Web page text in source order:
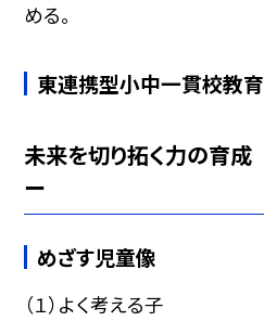
める。
東連携型小中一貫校教
未来を切り拓く力の育成
ー
めざす児童像
（１）よく考える子